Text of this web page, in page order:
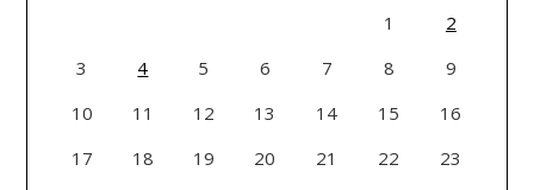
1
2
3
4 5 6 7 8
9
10
11 12 13 14 15
16
17
18 19 20 21 22
23